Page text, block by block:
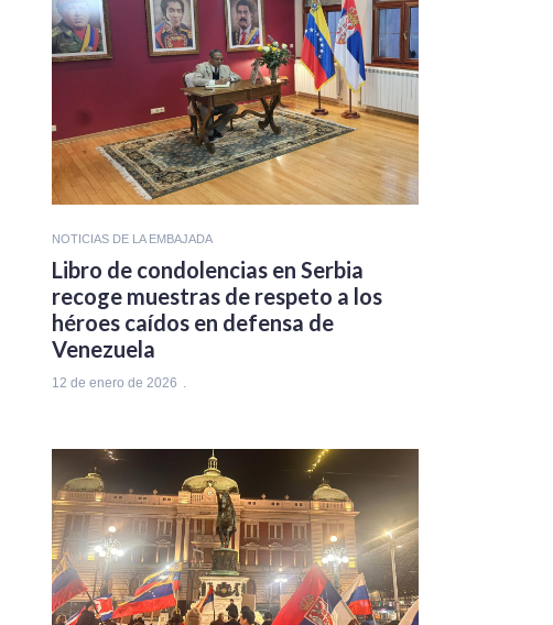
NOTICIAS DE LA EMBAJADA
Libro de condolencias en Serbia
recoge muestras de respeto a los
héroes caídos en defensa de
Venezuela
12 de enero de 2026